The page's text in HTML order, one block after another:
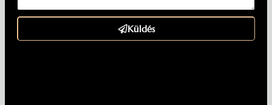
Küldés